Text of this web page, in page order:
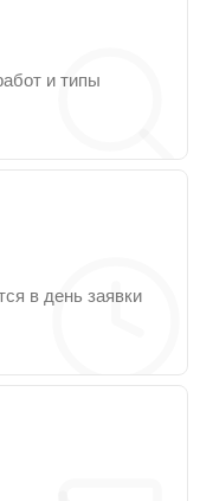
и типы
в день заявки